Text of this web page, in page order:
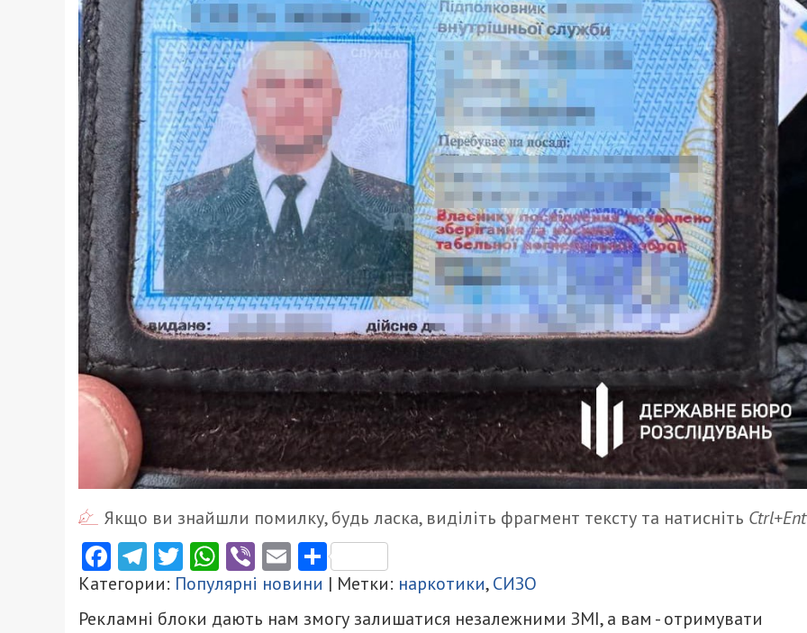
Якщо ви знайшли помилку, будь ласка, виділіть фрагмент тексту та натисніть
Facebook
Telegram
Twitter
WhatsApp
ViberEmailПоділитися
Категории: Популярні новини | Метки: наркотики,СИЗО
Рекламні блоки дають нам змогу залишатися незалежними ЗМІ, а вам - отримувати